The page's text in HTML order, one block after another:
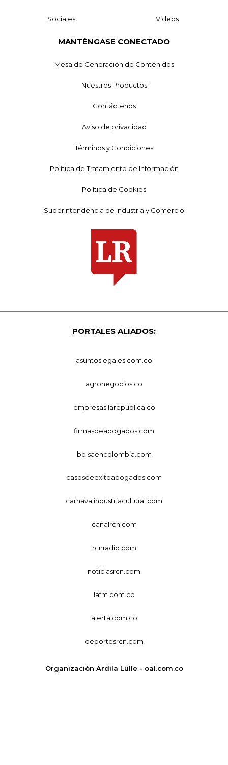
Sociales Videos
MANTÉNGASE CONECTADO
Mesa de Generación de Contenidos
Nuestros Productos
Contáctenos
Aviso de privacidad
Términos y Condiciones
Política de Tratamiento de Información
Política de Cookies
Superintendencia de Industria y Comercio
PORTALES ALIADOS:
asuntoslegales.com.co
agronegocios.co
empresas.larepublica.co
firmasdeabogados.com
bolsaencolombia.com
casosdeexitoabogados.com
carnavalindustriacultural.com
canalrcn.com
rcnradio.com
noticiasrcn.com
lafm.com.co
alerta.com.co
deportesrcn.com
Organización Ardila Lülle - oal.com.co